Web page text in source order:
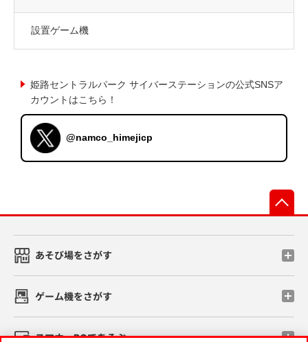
設置ゲーム機
姫路セントラルパーク サイバーステーションの公式SNSア
カウントはこちら！
@namco_himejicp
あそび場をさがす
ゲーム機をさがす
スマホ・PCであそぶ